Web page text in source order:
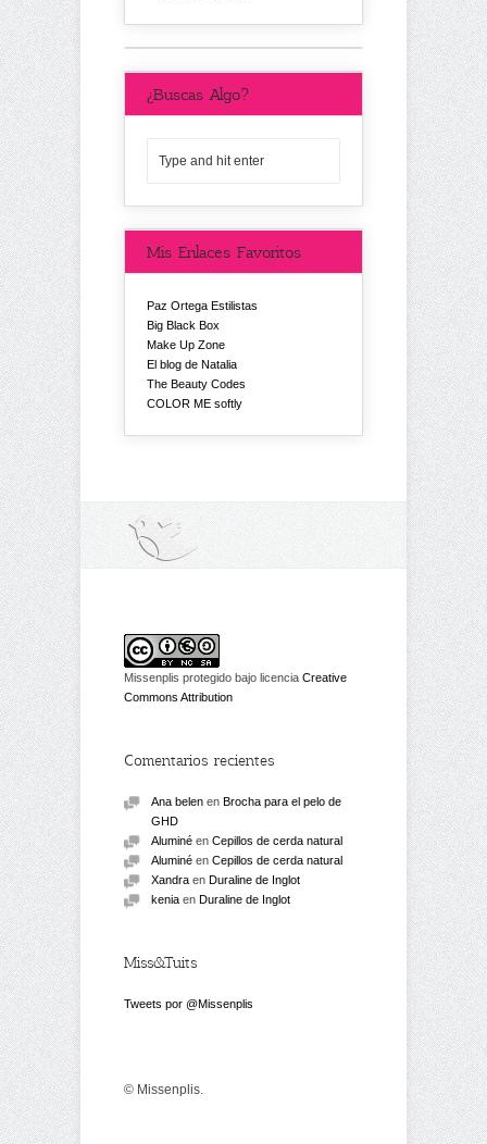
¿Buscas Algo?
Mis Enlaces Favoritos
Paz Ortega Estilistas
Big Black Box
Make Up Zone
El blog de Natalia
The Beauty Codes
COLOR ME softly
Missenplis protegido bajo licencia Creative
Commons Attribution
Comentarios recientes
Ana belen en Brocha para el pelo de
GHD
Aluminé en Cepillos de cerda natural
Aluminé en Cepillos de cerda natural
Xandra en Duraline de Inglot
kenia en Duraline de Inglot
Miss&Tuits
Tweets por @Missenplis
© Missenplis.